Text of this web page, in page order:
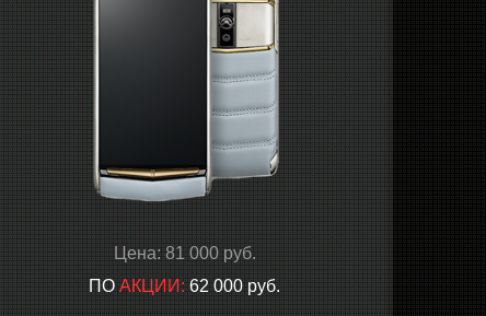
Цена: 81 000 руб.
ПО АКЦИИ: 62 000 руб.